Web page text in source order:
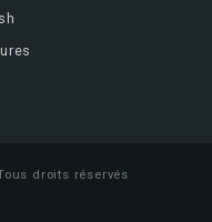
droits réservés